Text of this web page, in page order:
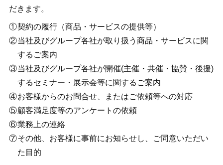
だきます。
契約の履行（商品・サービスの提供等）
当社及びグループ各社が取り扱う商品・サービスに関
するご案内
当社及びグループ各社が開催(主催・共催・協賛・後援)
するセミナー・展示会等に関するご案内
お客様からのお問合せ、またはご依頼等への対応
顧客満足度等のアンケートの依頼
業務上の連絡
その他、お客様に事前にお知らせし、ご同意いただい
た目的